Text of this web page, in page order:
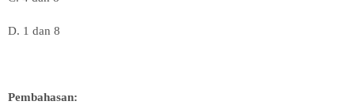
D. 1 dan 8
Pembahasan: